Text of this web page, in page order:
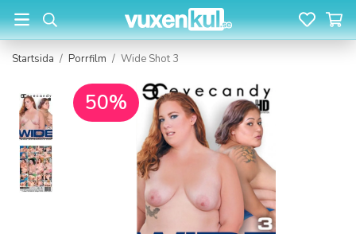
Startsida / Porrfilm / Wide Shot 3
50%